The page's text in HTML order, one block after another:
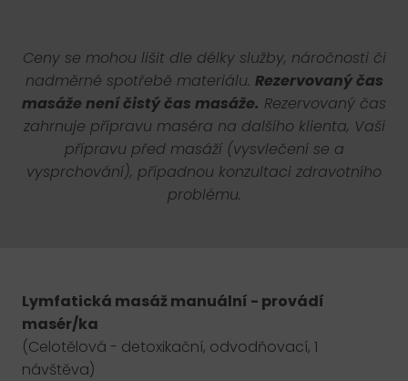
Ceny se mohou lišit dle délky služby, náročnosti či
nadměrné spotřebě materiálu. Rezervovaný čas
masáže není čistý čas masáže. Rezervovaný čas
zahrnuje přípravu maséra na dalšího klienta, Vaši
přípravu před masáží (vysvlečení se a
vysprchování), případnou konzultaci zdravotního
problému.
Lymfatická masáž manuální - provádí
masér/ka
(Celotělová - detoxikační, odvodňovací, 1
návštěva)